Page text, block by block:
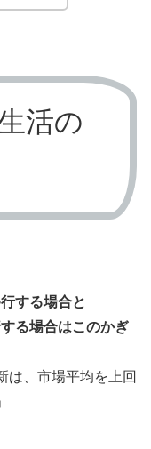
活の
する場合と
る場合はこのかぎ
は、市場平均を上回